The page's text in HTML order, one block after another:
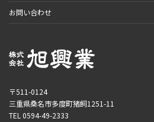
お問い合わせ
〒511-0124
三重県桑名市多度町猪飼1251-11
TEL 0594-49-2333